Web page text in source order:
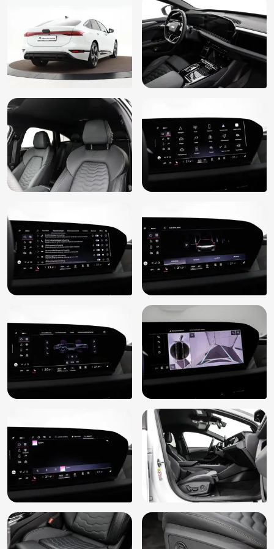
Digitale radio ontvangst (QV3)
Dimlichten automatisch
Dodehoek Detectie
Driespaaks sportstuur, ledervrij, afgevlakt aan de boven- en
onderzijde, multifunctioneel, met stuurpaddels (1MB)
Elektrische ramen achter
Elektrische ramen voor
Elektrisch verstelbare passagiersstoel
Elektrisch verstelbare voorstoelen met geheugenfunctie
voor de bestuurdersstoel (3L4)
Elektronische remkrachtverdeling
Elektronisch Stabiliteits Programma
Geluid- en warmtewerend glas
Glans exterieur delen
HD-matrix-ledkoplampen met dynamische knipperlichten
(PXC)
Hemelbekleding in zwart (6NQ)
Hoofd airbag(s) achter
Hoofd airbag(s) voor
Instructieboekjes aanwezig
Interieurvoorverwarming en -ventilatie (GA1)
Keyless entry
Koplampen adaptief
Koplampreiniging
Kruispunt assistent (JX1)
Lane departure warning (6I3)
Lane departure warning inclusief emergency assist (6I5)
LED achterlichten
LED dagrijverlichting